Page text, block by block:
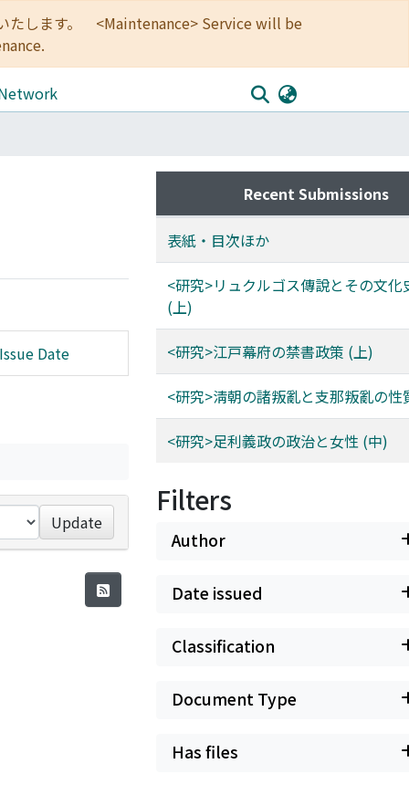
たします。 <Maintenance> Service will be
Date
Update
Recent Submissions
表紙・目次ほか
<研究>リュクルゴス傳說とその文化
(上)
<研究>江戸幕府の禁書政策 (上)
<研究>淸朝の諸叛亂と支那叛亂の性
<研究>足利義政の政治と女性 (中)
Filters
Author
Date issued
Classification
Document Type
Has files